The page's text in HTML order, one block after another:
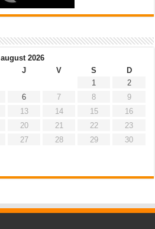
august 2026
J V S
D
1
2
6 7 8
9
13 14 15
16
20 21 22
23
27 28 29
30